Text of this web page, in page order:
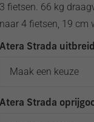
3 fietsen. 66 kg
naar 4 fietsen, 19 cm
Atera Strada
Atera Strada